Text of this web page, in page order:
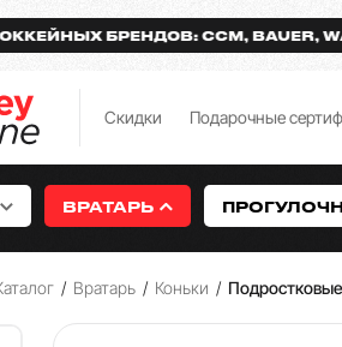
БРЕНДОВ: CCM, BAUER,
Скидки Подарочные
ВРАТАРЬ
/ Вратарь / Коньки / Подростковые